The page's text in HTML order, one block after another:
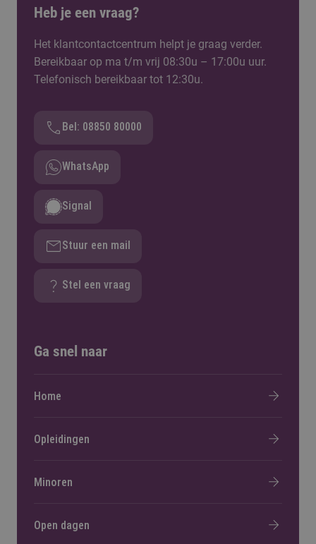
Heb je een vraag?
Het klantcontactcentrum helpt je graag verder.
Bereikbaar op ma t/m vrij 08:30u – 17:00u uur.
Telefonisch bereikbaar tot 12:30u.
Bel: 08850 80000
WhatsApp
Signal
Stuur een mail
Stel een vraag
Ga snel naar
Home
Opleidingen
Minoren
Open dagen